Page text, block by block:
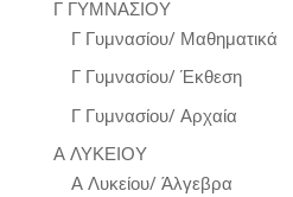
Γ ΓΥΜΝΑΣΙΟΥ
Γ Γυμνασίου/ Μαθηματικά
Γ Γυμνασίου/ Έκθεση
Γ Γυμνασίου/ Αρχαία
Α ΛΥΚΕΙΟΥ
Α Λυκείου/ Άλγεβρα